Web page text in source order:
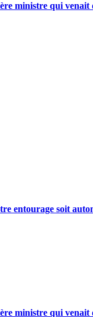
ministre qui venait
entourage soit
ministre qui venait